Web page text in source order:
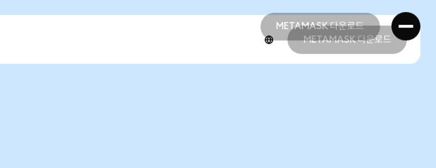
METAMASK 다운로드
METAMASK 다운로드
METAMASK 다운로드